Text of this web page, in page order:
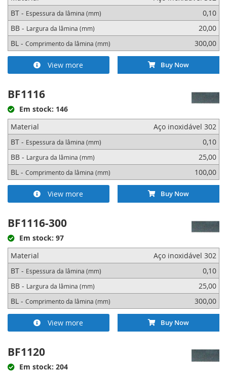
BT - Espessura da lâmina (mm)
0,10
BB - Largura da lâmina (mm)
20,00
BL - Comprimento da lâmina (mm) 300,00
View more Buy Now
BF1116
Em stock: 146
Material
Aço inoxidável 302
BT - Espessura da lâmina (mm)
0,10
BB - Largura da lâmina (mm)
25,00
BL - Comprimento da lâmina (mm) 100,00
View more Buy Now
BF1116-300
Em stock: 97
Material
Aço inoxidável 302
BT - Espessura da lâmina (mm)
0,10
BB - Largura da lâmina (mm)
25,00
BL - Comprimento da lâmina (mm) 300,00
View more Buy Now
BF1120
Em stock: 204